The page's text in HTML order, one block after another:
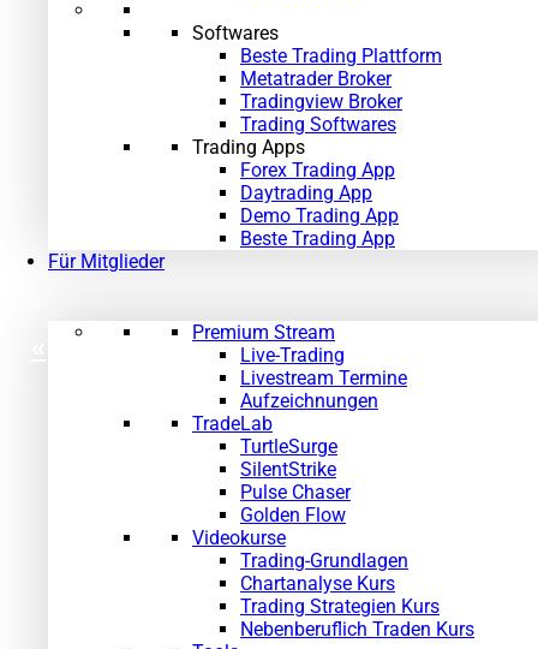
Softwares
Beste Trading Plattform
Metatrader Broker
Tradingview Broker
Trading Softwares
Trading Apps
Forex Trading App
Daytrading App
Demo Trading App
Beste Trading App
Für Mitglieder
Premium Stream
Live-Trading
Livestream Termine
Aufzeichnungen
TradeLab
TurtleSurge
SilentStrike
Pulse Chaser
Golden Flow
Videokurse
Trading-Grundlagen
Chartanalyse Kurs
Trading Strategien Kurs
Nebenberuflich Traden Kurs